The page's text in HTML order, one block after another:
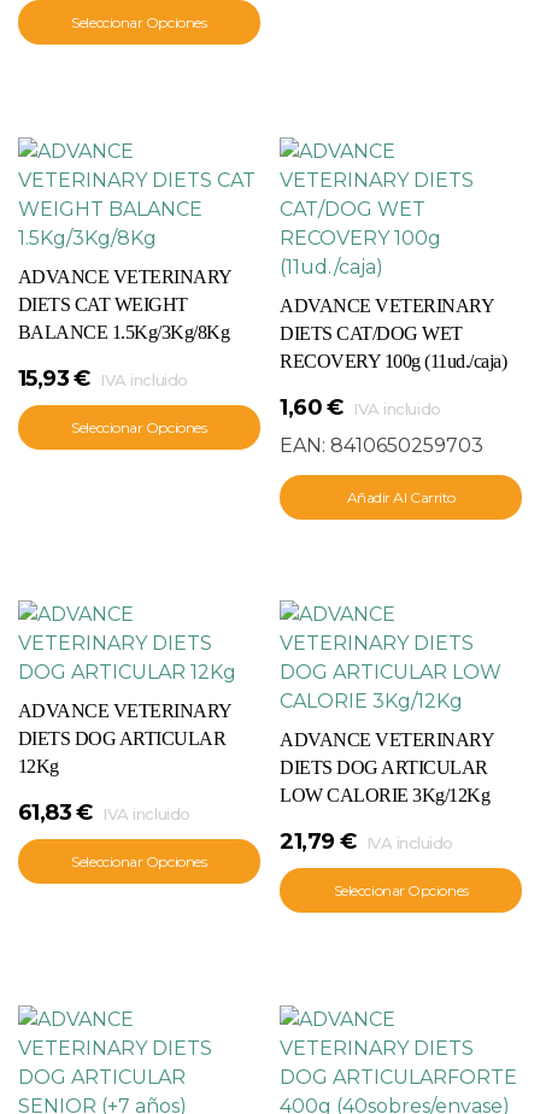
Seleccionar Opciones
ADVANCE VETERINARY
DIETS CAT WEIGHT
BALANCE 1.5Kg/3Kg/8Kg
15,93€ IVA incluido
Seleccionar Opciones
ADVANCE VETERINARY
DIETS CAT/DOG WET
RECOVERY 100g (11ud./caja)
1,60€ IVA incluido
EAN:8410650259703
Añadir Al Carrito
ADVANCE VETERINARY
DIETS DOG ARTICULAR
12Kg
61,83€ IVA incluido
Seleccionar Opciones
ADVANCE VETERINARY
DIETS DOG ARTICULAR
LOW CALORIE 3Kg/12Kg
21,79 € IVA incluido
Seleccionar Opciones